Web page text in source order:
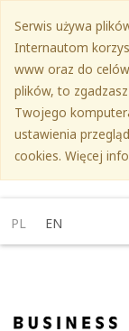
treści
głównej
Serwis używa
Internautom
www oraz do
plików, to
Twojego
ustawienia
cookies. Więcej
PL EN